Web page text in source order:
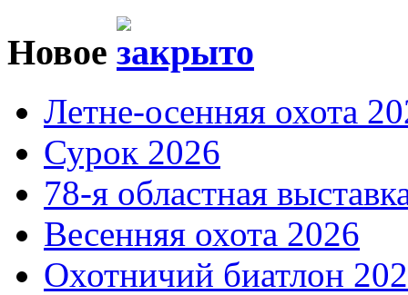
Новое
Летне-осенняя охота
Сурок 2026
78-я областная
Весенняя охота 2026
Охотничий биатлон